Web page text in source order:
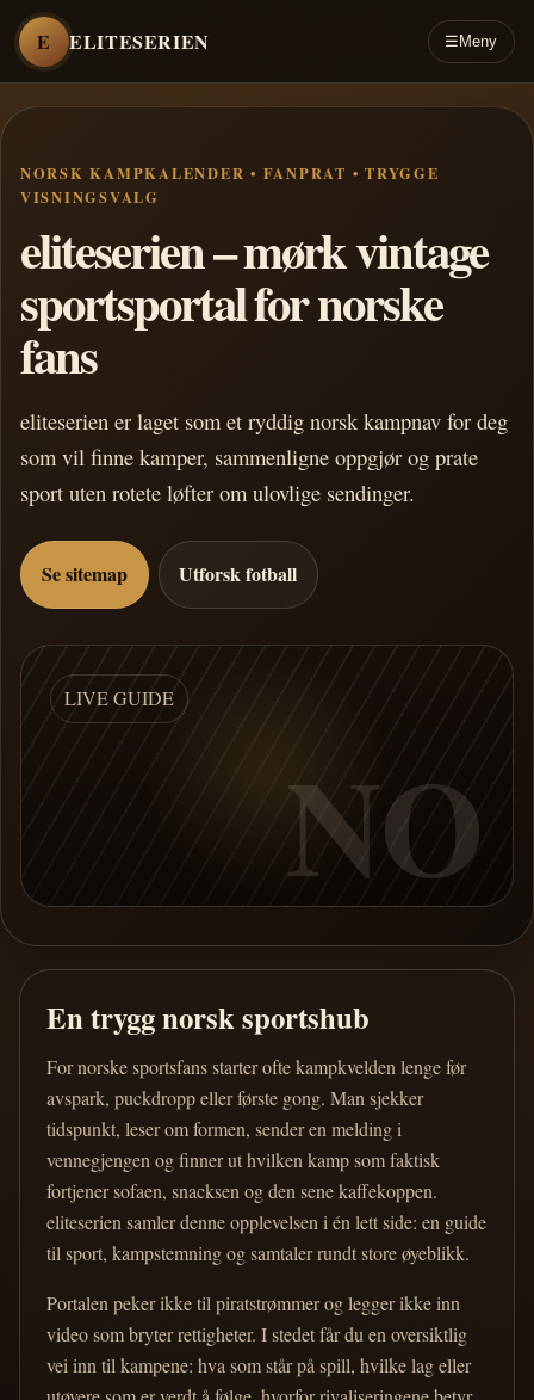
E ELITESERIEN ☰ Meny
NORSK KAMPKALENDER • FANPRAT • TRYGGE
VISNINGSVALG
eliteserien – mørk vintage
sportsportal for norske
fans
eliteserien er laget som et ryddig norsk kampnav for deg
som vil finne kamper, sammenligne oppgjør og prate
sport uten rotete løfter om ulovlige sendinger.
Se sitemap Utforsk fotball
LIVE GUIDE
NO
En trygg norsk sportshub
For norske sportsfans starter ofte kampkvelden lenge før
avspark, puckdropp eller første gong. Man sjekker
tidspunkt, leser om formen, sender en melding i
vennegjengen og finner ut hvilken kamp som faktisk
fortjener sofaen, snacksen og den sene kaffekoppen.
eliteserien samler denne opplevelsen i én lett side: en guide
til sport, kampstemning og samtaler rundt store øyeblikk.
Portalen peker ikke til piratstrømmer og legger ikke inn
video som bryter rettigheter. I stedet får du en oversiktlig
vei inn til kampene: hva som står på spill, hvilke lag eller